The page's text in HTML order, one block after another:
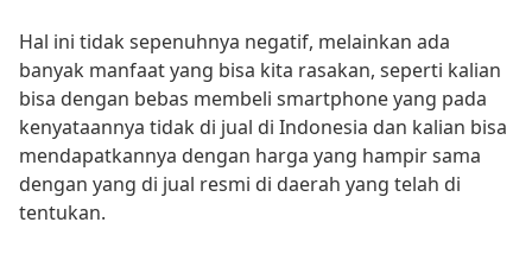
Hal ini tidak sepenuhnya negatif, melainkan ada
banyak manfaat yang bisa kita rasakan, seperti kalian
bisa dengan bebas membeli smartphone yang pada
kenyataannya tidak di jual di Indonesia dan kalian bisa
mendapatkannya dengan harga yang hampir sama
dengan yang di jual resmi di daerah yang telah di
tentukan.